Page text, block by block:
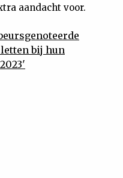
aandacht voor.
bij hun